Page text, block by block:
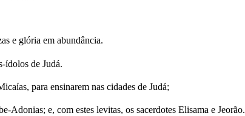
e glória em abundância.
ídolos de Judá.
para ensinarem nas cidades de Judá;
Adonias; e, com estes levitas, os sacerdotes Elisama e Jeorão.